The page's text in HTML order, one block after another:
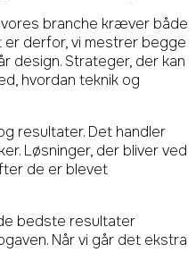
branche kræver både
er derfor, vi mestrer begge
design. Strateger, der kan
hvordan teknik og
resultater. Det handler
Løsninger, der bliver ved
de er blevet
bedste resultater
Når vi går det ekstra